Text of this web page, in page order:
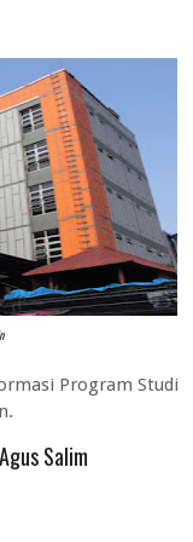
Program Studi
Salim